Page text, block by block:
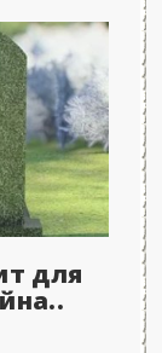
для